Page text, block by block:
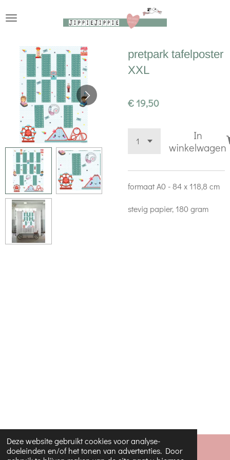
Deze website gebruikt cookies voor analyse-
doeleinden en/of het tonen van advertenties. Door
hoofdinhoud
pretpark tafelposter
XXL
€ 19,50
In
winkelwagen
formaat A0 - 84 x 118,8 cm
stevig papier, 180 gram
© 2022 - 2026 JippieJippie